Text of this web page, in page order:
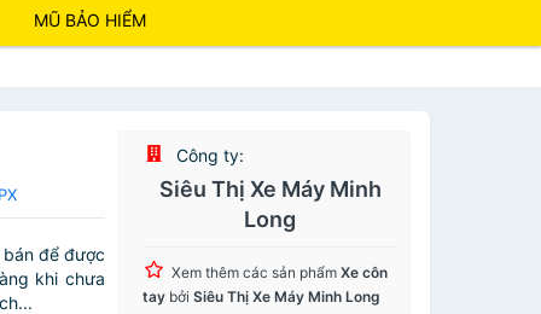
MŨ BẢO HIỂM
để được
khi chưa
Công ty:
Siêu Thị Xe Máy Minh
Long
Xem thêm các sản phẩmXe côn
tay bởiSiêu Thị Xe Máy Minh Long